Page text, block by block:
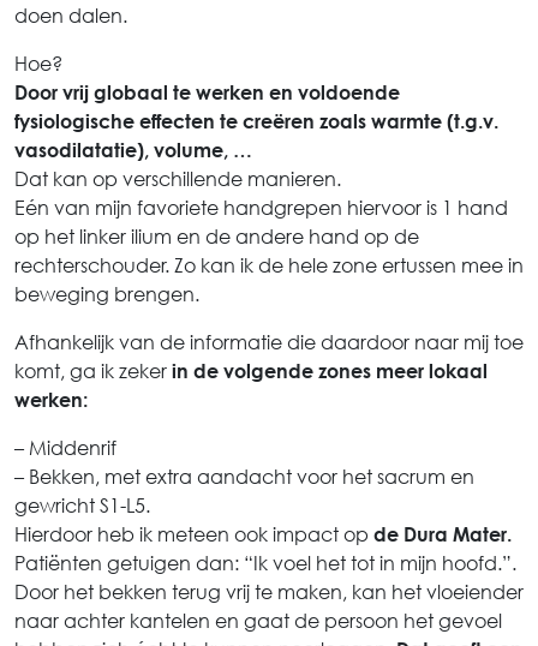
doen dalen.
Hoe?
Door vrij globaal te werken en voldoende
fysiologische effecten te creëren zoals warmte (t.g.v.
vasodilatatie), volume, …
Dat kan op verschillende manieren.
Eén van mijn favoriete handgrepen hiervoor is 1 hand
op het linker ilium en de andere hand op de
rechterschouder. Zo kan ik de hele zone ertussen mee in
beweging brengen.
Afhankelijk van de informatie die daardoor naar mij toe
komt, ga ik zeker in de volgende zones meer lokaal
werken:
– Middenrif
– Bekken, met extra aandacht voor het sacrum en
gewricht S1-L5.
Hierdoor heb ik meteen ook impact op de Dura Mater.
Patiënten getuigen dan: “Ik voel het tot in mijn hoofd.”.
Door het bekken terug vrij te maken, kan het vloeiender
naar achter kantelen en gaat de persoon het gevoel